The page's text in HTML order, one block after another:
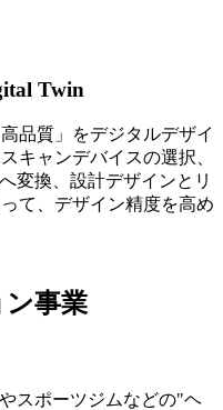
Twin
品質」をデジタルデザイ
キャンデバイスの選択、
変換、設計デザインとリ
て、デザイン精度を高め
ン事業
スポーツジムなどの"ヘ